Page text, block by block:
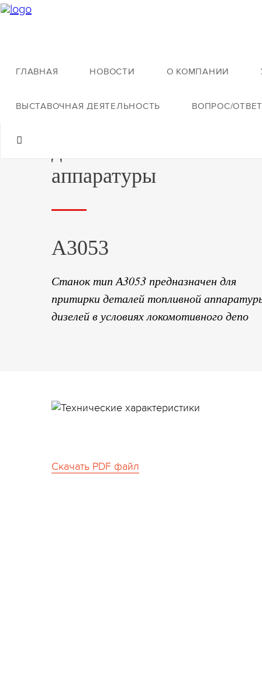
ГЛАВНАЯ НОВОСТИ О КОМПАНИИ
ВЫСТАВОЧНАЯ ДЕЯТЕЛЬНОСТЬ ВОПРОС/ОТВЕТ
аппаратуры
А3053
Станок тип А3053 предназначен для
притирки деталей топливной
дизелей в условиях локомотивного депо
Скачать PDF файл